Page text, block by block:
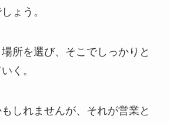
ょう。
所を選び、そこでしっかりと
く。
しれませんが、それが営業と